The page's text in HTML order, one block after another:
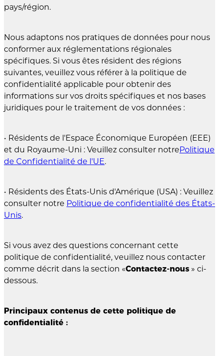
pays/région.
Nous adaptons nos pratiques de données pour nous
conformer aux réglementations régionales
spécifiques. Si vous êtes résident des régions
suivantes, veuillez vous référer à la politique de
confidentialité applicable pour obtenir des
informations sur vos droits spécifiques et nos bases
juridiques pour le traitement de vos données :
• Résidents de l'Espace Économique Européen (EEE)
et du Royaume-Uni : Veuillez consulter notrePolitique
de Confidentialité de l'UE.
• Résidents des États-Unis d'Amérique (USA) : Veuillez
consulter notre Politique de confidentialité des États-
Unis.
Si vous avez des questions concernant cette
politique de confidentialité, veuillez nous contacter
comme décrit dans la section «Contactez-nous » ci-
dessous.
Principaux contenus de cette politique de
confidentialité :